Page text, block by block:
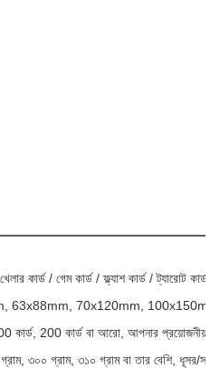
কার্ড / গেম কার্ড / ফ্ল্যাশ কার্ড / ট্যারোট কার্ড /
63x88mm, 70x120mm, 100x150mm
কার্ড, 200 কার্ড বা আরো, আপনার প্রয়োজনীয়তা
৩০০ গ্রাম, ৩১০ গ্রাম বা তার বেশি, ধূসর/